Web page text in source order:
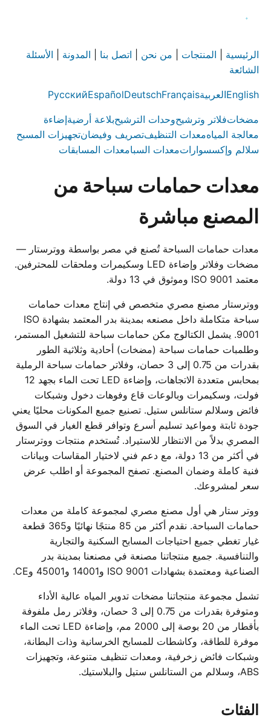
الرئيسية المنتجات من نحن اتصل بنا المدونة
الأسئلة
الشائعة
EnglishالعربيةFrançais
Deutsch
Español
Русский
مضخاتفلاتر وترشيحوحدات الترشيحبلاعة أرضيةإضاءة
معالجة المياهمعدات التنظيفتصريف وفيضانتجهيزات المسبح
سلالم وإكسسواراتمعدات السبامعدات المسابقات
معدات حمامات سباحة من
المصنع مباشرة
معدات حمامات السباحة تُصنع في مصر بواسطة ووترستار —
مضخات وفلاتر وإضاءة LED وسكيمرات وملحقات للمحترفين.
معتمد ISO 9001 وموثوق في 13 دولة.
ووترستار مصنع مصري متخصص في إنتاج معدات حمامات
سباحة متكاملة داخل مصنعه بمدينة بدر المعتمد بشهادة ISO
9001. يشمل الكتالوج مكن حمامات سباحة للتشغيل المستمر،
وطلمبات حمامات سباحة (مضخات) أحادية وثلاثية الطور
بقدرات من 0.75 إلى 3 حصان، وفلاتر حمامات سباحة الرملية
بمحابس متعددة الاتجاهات، وإضاءة LED تحت الماء بجهد 12
فولت، وسكيمرات وبالوعات قاع وفوهات دخول وشبكات
فائض وسلالم ستانلس ستيل. تصنيع جميع المكونات محليًا يعني
جودة ثابتة ومواعيد تسليم أسرع وتوافر قطع الغيار في السوق
المصري بدلاً من الانتظار للاستيراد. تُستخدم منتجات ووترستار
في أكثر من 13 دولة، مع دعم فني لاختيار المقاسات وبيانات
فنية كاملة وضمان المصنع. تصفح المجموعة أو اطلب عرض
سعر لمشروعك.
ووتر ستار هي أول مصنع مصري لمجموعة كاملة من معدات
حمامات السباحة. نقدم أكثر من 85 منتجًا نهائيًا و365 قطعة
غيار تغطي جميع احتياجات المسابح السكنية والتجارية
والتنافسية. جميع منتجاتنا مصنعة في مصنعنا بمدينة بدر
الصناعية ومعتمدة بشهادات ISO 9001 و14001 و45001 وCE.
تشمل مجموعة منتجاتنا مضخات تدوير المياه عالية الأداء
ومتوفرة بقدرات من 0.75 إلى 3 حصان، وفلاتر رمل ملفوفة
بأقطار من 20 بوصة إلى 2000 مم، وإضاءة LED تحت الماء
موفرة للطاقة، وكاشطات للمسابح الخرسانية وذات البطانة،
وشبكات فائض زخرفية، ومعدات تنظيف متنوعة، وتجهيزات
ABS، وسلالم من الستانلس ستيل والبلاستيك.
الفئات